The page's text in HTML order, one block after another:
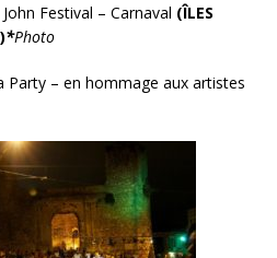
John Festival – Carnaval (ÎLES
*Photo
Party – en hommage aux artistes